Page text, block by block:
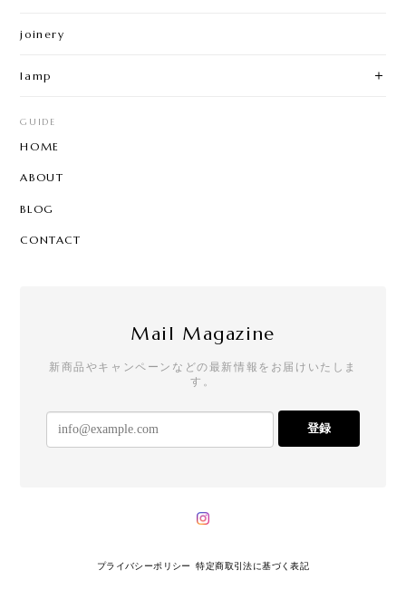
joinery
lamp
GUIDE
HOME
ABOUT
BLOG
CONTACT
Mail Magazine
新商品やキャンペーンなどの最新情報をお届けいたしま
す。
登録
プライバシーポリシー 特定商取引法に基づく表記